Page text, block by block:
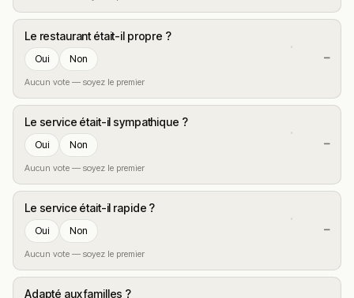
Le restaurant était-il propre ?
Oui Non
Aucun vote — soyez le premier
—
Le service était-il sympathique ?
Oui Non
Aucun vote — soyez le premier
—
Le service était-il rapide ?
Oui Non
Aucun vote — soyez le premier
—
Adapté aux familles ?